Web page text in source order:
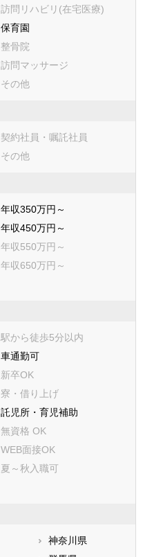
南都留郡鳴沢村
北都留郡小菅村
訪問リハビリ(在宅医療)
保育園
整骨院
訪問マッサージ
その他
契約社員・嘱託社員
その他
年収350万円～
年収450万円～
年収550万円～
年収650万円～
駅から徒歩5分以内
車通勤可
新卒OK
寮・借り上げ
託児所・育児補助
無資格 OK
WEB面接OK
夏～秋入職可
神奈川県